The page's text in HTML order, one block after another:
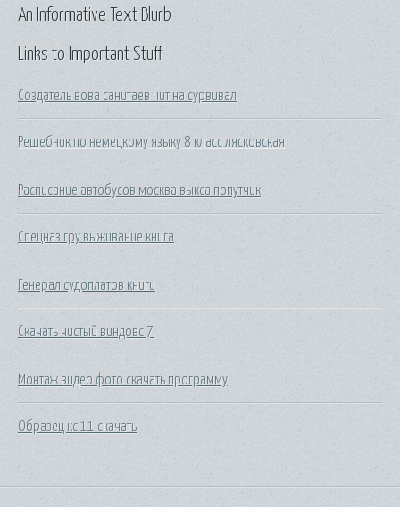
Links to Important Stuff
Создатель вова санитаев чит на сурвивал
Решебник по немецкому языку 8 класс лясковская
Расписание автобусов москва выкса попутчик
Спецназ гру выживание книга
Генерал судоплатов книги
Скачать чистый виндовс 7
Монтаж видео фото скачать программу
Образец кс 11 скачать
An Informative Text Blurb